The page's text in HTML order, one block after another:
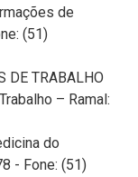
de
(51)
DE TRABALHO
– Ramal:
do
- Fone: (51)